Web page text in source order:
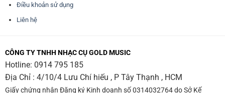
Điều khoản sử dụng
Liên hệ
CÔNG TY TNHH NHẠC CỤ GOLD MUSIC
Hotline: 0914 795 185
Địa Chỉ : 4/10/4 Lưu Chí hiếu , P Tây Thạnh , HCM
Giấy chứng nhận Đăng ký Kinh doanh số 0314032764 do Sở Kế